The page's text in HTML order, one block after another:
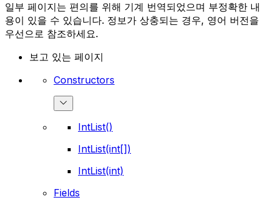
일부 페이지는 편의를 위해 기계 번역되었으며 부정확한 내
용이 있을 수 있습니다. 정보가 상충되는 경우, 영어 버전을
우선으로 참조하세요.
보고 있는 페이지
Constructors
IntList()
IntList(int[])
IntList(int)
Fields